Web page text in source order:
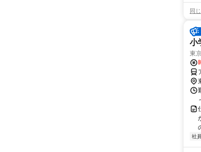
同
小
東
社